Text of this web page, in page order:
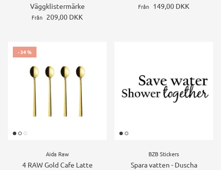
Väggklistermärke
Från 209,00 DKK
Från 149,00 DKK
- 34 %
Aida Raw
4 RAW Gold Cafe Latte
BZB Stickers
Spara vatten - Duscha